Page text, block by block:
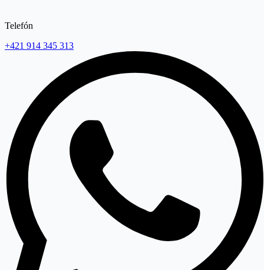
Telefón
+421 914 345 313